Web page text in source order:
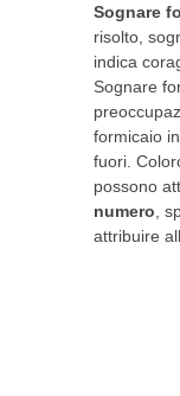
Sognare
risolto,
indica
Sognare
formicaio
fuori.
possono
numero ,
attribuire